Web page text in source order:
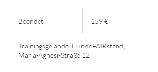
Beendet
n
d
e
159 €
Trainingsgelände 'HundeFAIRstand',
Maria-Agnesi-Straße 12